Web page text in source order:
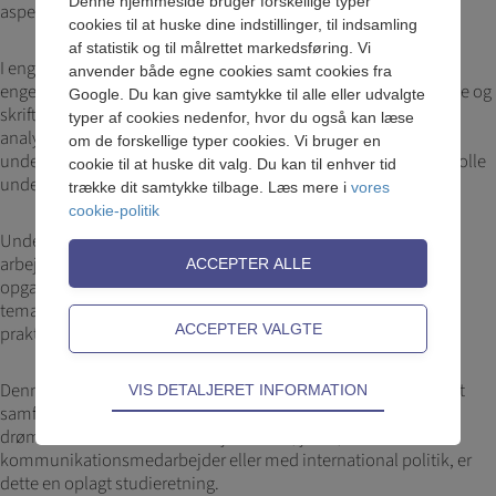
aspekter, der præger verden i dag.
I engelsk bliver du trænet i at analysere forskelligartede
engelsksprogede materialer og løbende udvikle dine mundtlige og
skriftlige færdigheder. I samfundsfag anvender du teorier, laver
analyser og deltager i diskussioner. Eksempelvis kan du lave
undersøgelser af ungdomskulturer eller analysere mediernes rolle
under valgkampe.
Undervisningen er varieret og byder på mange forskellige
arbejdsformer, såsom faglige debatter, elevoplæg og kreative
opgaver. Du kommer til at skrive synopser, blogs, essays og
temarapporter, som udfordrer og udvikler både dine faglige og
praktiske kompetencer.
Denne studieretning giver dig en stærk profil inden for både det
samfundsvidenskabelige og humanistiske område. Hvis du
drømmer om en karriere som journalist, jurist,
kommunikationsmedarbejder eller med international politik, er
dette en oplagt studieretning.
cookies til at huske dine indstillinger, til indsamling
af statistik og til målrettet markedsføring. Vi
anvender både egne cookies samt cookies fra
Google. Du kan give samtykke til alle eller udvalgte
typer af cookies nedenfor, hvor du også kan læse
om de forskellige typer cookies. Vi bruger en
cookie til at huske dit valg. Du kan til enhver tid
trække dit samtykke tilbage. Læs mere i vores
cookie-politik
Teknisk
Tekniske cookies er nødvendige for hjemmesidens
adgangskontrol samt indkøbskurv og kan derfor
ikke fravælges.
VIS DETALJERET INFORMATION